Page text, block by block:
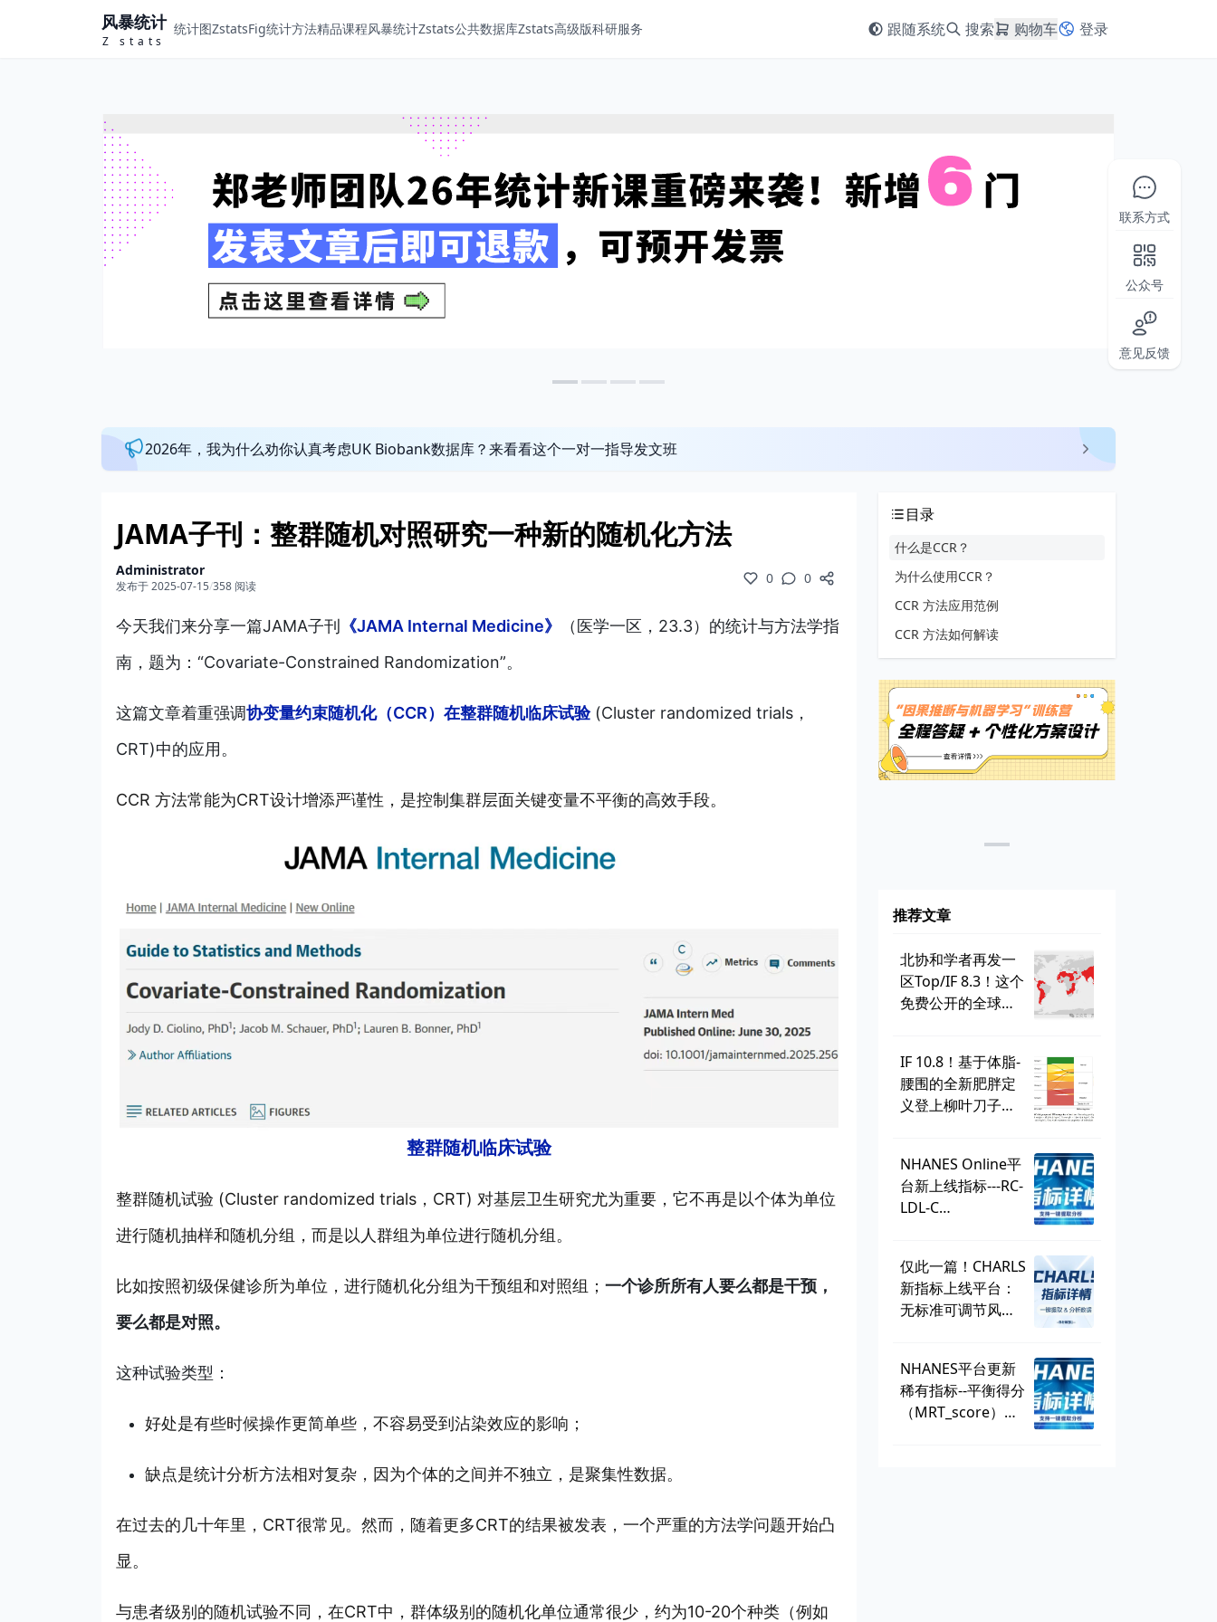
风暴统计
Z stats
统计图ZstatsFig统计方法精品课程风暴统计Zstats公共数据库Zstats高级版科研服务 跟随系统 搜索 购物车 登录
联系方式
公众号
意见反馈
2026年，我为什么劝你认真考虑UK Biobank数据库？来看看这个一对一指导发文班
JAMA子刊：整群随机对照研究一种新的随机化方法
Administrator
发布于 2025-07-15/358 阅读 0 0
今天我们来分享一篇JAMA子刊 《JAMA Internal Medicine》
（医学一区，23.3）的统计与方法学指
南，题为：“Covariate-Constrained Randomization”。
这篇文章着重强调协变量约束随机化（CCR）在整群随机临床试验(Cluster randomized trials，
CRT)中的应用。
CCR 方法常能为CRT设计增添严谨性，是控制集群层面关键变量不平衡的高效手段。
整群随机临床试验
整群随机试验 (Cluster randomized trials，CRT) 对基层卫生研究尤为重要，它不再是以个体为单位
进行随机抽样和随机分组，而是以人群组为单位进行随机分组。
比如按照初级保健诊所为单位，进行随机化分组为干预组和对照组； 一个诊所所有人要么都是干预，
要么都是对照。
这种试验类型：
好处是有些时候操作更简单些，不容易受到沾染效应的影响；
缺点是统计分析方法相对复杂，因为个体的之间并不独立，是聚集性数据。
在过去的几十年里，CRT很常见。然而，随着更多CRT的结果被发表，一个严重的方法学问题开始凸
显。
与患者级别的随机试验不同，在CRT中，群体级别的随机化单位通常很少，约为10-20个种类（例如
目录
什么是CCR？
为什么使用CCR？
CCR 方法应用范例
CCR 方法如何解读
推荐文章
北协和学者再发一
区Top/IF 8.3！这个
免费公开的全球学
IF 10.8！基于体脂-
腰围的全新肥胖定
义登上柳叶刀子
总
NHANES Online平
台新上线指标---RC-
LDL-C
仅此一篇！CHARLS
新指标上线平台：
无标准可调节风险
NHANES平台更新
稀有指标--平衡得分
（MRT_score），